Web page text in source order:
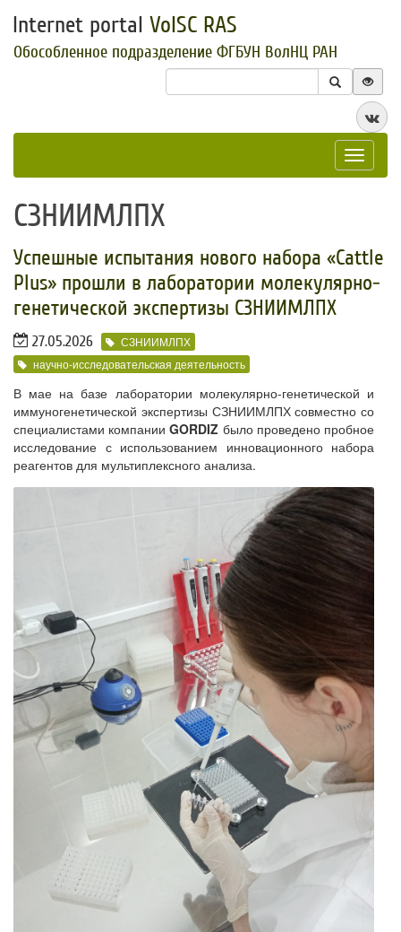
Internet portal VolSC RAS
Обособленное подразделение ФГБУН ВолНЦ РАН
Toggle
СЗНИИМЛПХ
Успешные испытания нового набора «Cattle
Plus» прошли в лаборатории молекулярно-
генетической экспертизы СЗНИИМЛПХ
27.05.2026
СЗНИИМЛПХ
научно-исследовательская деятельность
В мае на базе лаборатории молекулярно-генетической и
иммуногенетической экспертизы СЗНИИМЛПХ совместно со
специалистами компанииGORDIZ было проведено пробное
исследование с использованием инновационного набора
реагентов для мультиплексного анализа.